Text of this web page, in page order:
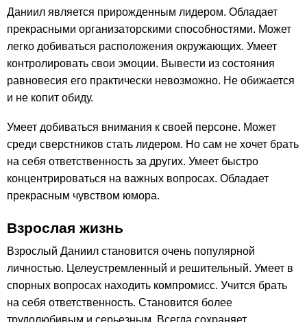
Даниил является прирожденным лидером. Обладает
прекрасными организаторскими способностями. Может
легко добиваться расположения окружающих. Умеет
контролировать свои эмоции. Вывести из состояния
равновесия его практически невозможно. Не обижается
и не копит обиду.
Умеет добиваться внимания к своей персоне. Может
среди сверстников стать лидером. Но сам не хочет брать
на себя ответственность за других. Умеет быстро
концентрироваться на важных вопросах. Обладает
прекрасным чувством юмора.
Взрослая жизнь
Взрослый Даниил становится очень популярной
личностью. Целеустремленный и решительный. Умеет в
спорных вопросах находить компромисс. Учится брать
на себя ответственность. Становится более